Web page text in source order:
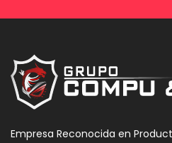
Empresa Reconocida en